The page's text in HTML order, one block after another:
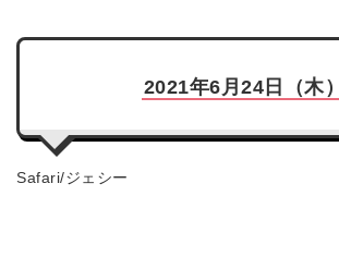
2021年6月24日（木）
Safari/ジェシー